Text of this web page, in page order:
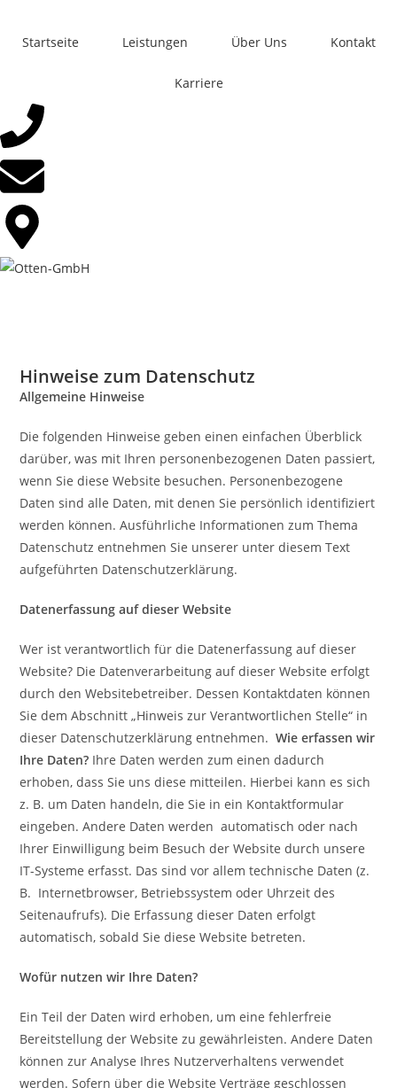
Startseite Leistungen Über Uns Kontakt
Karriere
Hinweise zum Datenschutz
Allgemeine Hinweise
Die folgenden Hinweise geben einen einfachen Überblick
darüber, was mit Ihren personenbezogenen Daten passiert,
wenn Sie diese Website besuchen. Personenbezogene
Daten sind alle Daten, mit denen Sie persönlich identifiziert
werden können. Ausführliche Informationen zum Thema
Datenschutz entnehmen Sie unserer unter diesem Text
aufgeführten Datenschutzerklärung.
Datenerfassung auf dieser Website
Wer ist verantwortlich für die Datenerfassung auf dieser
Website? Die Datenverarbeitung auf dieser Website erfolgt
durch den Websitebetreiber. Dessen Kontaktdaten können
Sie dem Abschnitt „Hinweis zur Verantwortlichen Stelle“ in
dieser Datenschutzerklärung entnehmen.Wie erfassen wir
Ihre Daten? Ihre Daten werden zum einen dadurch
erhoben, dass Sie uns diese mitteilen. Hierbei kann es sich
z. B. um Daten handeln, die Sie in ein Kontaktformular
eingeben. Andere Daten werden automatisch oder nach
Ihrer Einwilligung beim Besuch der Website durch unsere
IT-Systeme erfasst. Das sind vor allem technische Daten (z.
B. Internetbrowser, Betriebssystem oder Uhrzeit des
Seitenaufrufs). Die Erfassung dieser Daten erfolgt
automatisch, sobald Sie diese Website betreten.
Wofür nutzen wir Ihre Daten?
Ein Teil der Daten wird erhoben, um eine fehlerfreie
Bereitstellung der Website zu gewährleisten. Andere Daten
können zur Analyse Ihres Nutzerverhaltens verwendet
werden. Sofern über die Website Verträge geschlossen